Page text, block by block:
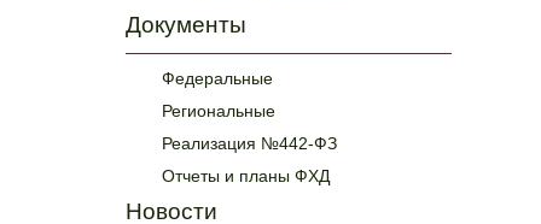
Документы
Федеральные
Региональные
Реализация №442-ФЗ
Отчеты и планы ФХД
Новости